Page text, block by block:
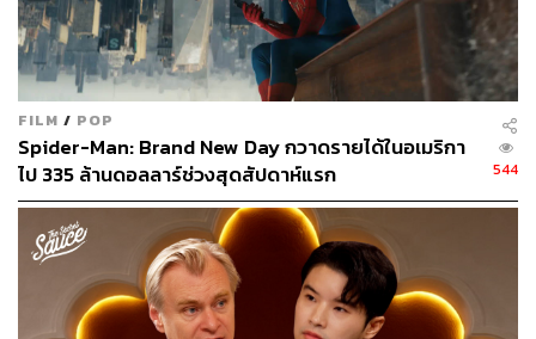
​คำถามมีอยู่ว่า ต่อให้แก้ Sonic ให้ออกมาเหมือนกับสิ่งที่คนดู
อยากให้เป็นแล้ว หนังเรื่องนี้จะยังได้รับความนิยมตอนออก
ฉายหรือไม่ เพราะการที่บอกให้แก้ และคนทำก็แก้ตามนั้น
แสดงให้เห็นว่า คนทำหนังเรื่องนี้ไม่มั่นใจในตัวเองเท่าไรนัก
เขาจึงไม่ได้ยืนยันว่า Sonic ที่เขาตีความออกมานั้น มันจะดี
ในแบบฉบับของมันแน่นอน แม้ว่าอาจจะไม่คุ้นตา แต่พวกเรา
คิดมาดีแล้ว และไอ้ความไม่มั่นใจของคนทำแบบนี้ ก็อาจ
ทำให้คนดูไม่มั่นใจกับหนังเรื่องนี้อยู่ดี มันก็จะยังเป็นหนังที่มี
ปัญหา แม้ว่าจะได้รับการแก้ไขแล้ว คนดูอาจจะคิดต่อไปอีก
ว่า ถ้าตอนก่อนออกฉายยังขนาดนี้ ในตัวหนังอาจจะมีข้อผิด
พลาดแบบนี้อีกก็เป็นไปได้
FILM / POP
Spider-Man: Brand New Day กวาดรายได้ในอเมริกา
ไป 335 ล้านดอลลาร์ช่วงสุดสัปดาห์แรก
544